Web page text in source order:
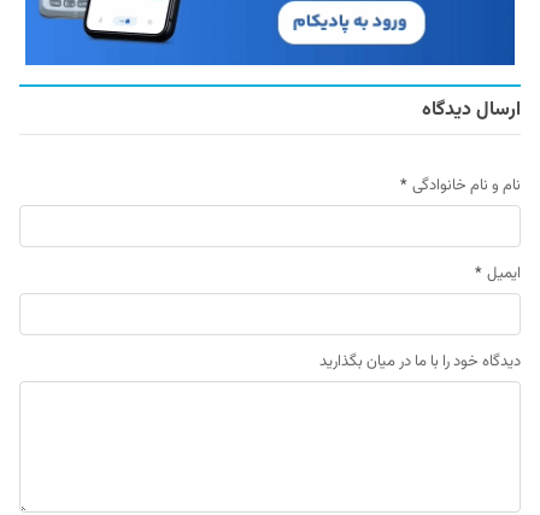
ارسال دیدگاه
نام و نام خانوادگی *
ایمیل *
دیدگاه خود را با ما در میان بگذارید